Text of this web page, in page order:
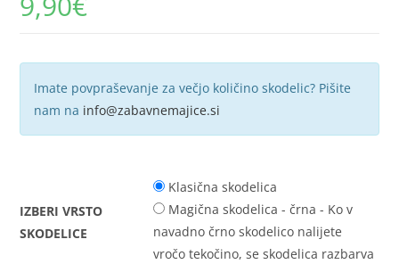
Imate povpraševanje za večjo količino skodelic? Pišite
nam na info@zabavnemajice.si
IZBERI VRSTO
SKODELICE
Klasična skodelica
Magična skodelica - črna - Ko v
navadno črno skodelico nalijete
vročo tekočino, se skodelica razbarva